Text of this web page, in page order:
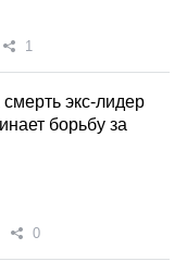
1
экс-лидер
борьбу за
0